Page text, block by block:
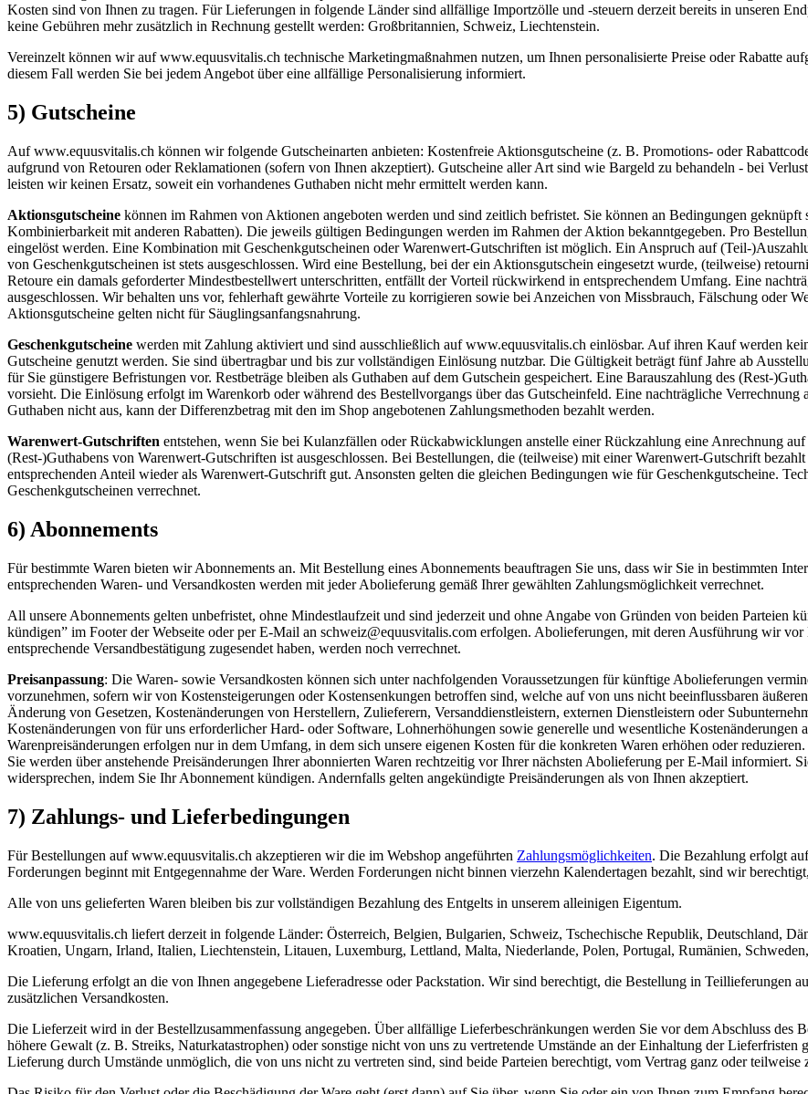
Kosten sind von Ihnen zu tragen. Für Lieferungen in folgende Länder sind allfällige Importzölle und -steuern derzeit bereits in unseren
keine Gebühren mehr zusätzlich in Rechnung gestellt werden: Großbritannien, Schweiz, Liechtenstein.
Vereinzelt können wir auf www.equusvitalis.ch technische Marketingmaßnahmen nutzen, um Ihnen personalisierte Preise oder Rabatte
diesem Fall werden Sie bei jedem Angebot über eine allfällige Personalisierung informiert.
5) Gutscheine
Auf www.equusvitalis.ch können wir folgende Gutscheinarten anbieten: Kostenfreie Aktionsgutscheine (z. B. Promotions- oder
aufgrund von Retouren oder Reklamationen (sofern von Ihnen akzeptiert). Gutscheine aller Art sind wie Bargeld zu behandeln - bei
leisten wir keinen Ersatz, soweit ein vorhandenes Guthaben nicht mehr ermittelt werden kann.
Aktionsgutscheine können im Rahmen von Aktionen angeboten werden und sind zeitlich befristet. Sie können an Bedingungen
Kombinierbarkeit mit anderen Rabatten). Die jeweils gültigen Bedingungen werden im Rahmen der Aktion bekanntgegeben. Pro
eingelöst werden. Eine Kombination mit Geschenkgutscheinen oder Warenwert-Gutschriften ist möglich. Ein Anspruch auf (Teil-
von Geschenkgutscheinen ist stets ausgeschlossen. Wird eine Bestellung, bei der ein Aktionsgutschein eingesetzt wurde, (teilweise)
Retoure ein damals geforderter Mindestbestellwert unterschritten, entfällt der Vorteil rückwirkend in entsprechendem Umfang. Eine
ausgeschlossen. Wir behalten uns vor, fehlerhaft gewährte Vorteile zu korrigieren sowie bei Anzeichen von Missbrauch, Fälschung oder
Aktionsgutscheine gelten nicht für Säuglingsanfangsnahrung.
Geschenkgutscheine werden mit Zahlung aktiviert und sind ausschließlich auf www.equusvitalis.ch einlösbar. Auf ihren Kauf werden
Gutscheine genutzt werden. Sie sind übertragbar und bis zur vollständigen Einlösung nutzbar. Die Gültigkeit beträgt fünf Jahre ab
für Sie günstigere Befristungen vor. Restbeträge bleiben als Guthaben auf dem Gutschein gespeichert. Eine Barauszahlung des (Rest-
vorsieht. Die Einlösung erfolgt im Warenkorb oder während des Bestellvorgangs über das Gutscheinfeld. Eine nachträgliche
Guthaben nicht aus, kann der Differenzbetrag mit den im Shop angebotenen Zahlungsmethoden bezahlt werden.
Warenwert-Gutschriften entstehen, wenn Sie bei Kulanzfällen oder Rückabwicklungen anstelle einer Rückzahlung eine Anrechnung
(Rest-)Guthabens von Warenwert-Gutschriften ist ausgeschlossen. Bei Bestellungen, die (teilweise) mit einer Warenwert-Gutschrift
entsprechenden Anteil wieder als Warenwert-Gutschrift gut. Ansonsten gelten die gleichen Bedingungen wie für Geschenkgutscheine.
Geschenkgutscheinen verrechnet.
6) Abonnements
Für bestimmte Waren bieten wir Abonnements an. Mit Bestellung eines Abonnements beauftragen Sie uns, dass wir Sie in bestimmten
entsprechenden Waren- und Versandkosten werden mit jeder Abolieferung gemäß Ihrer gewählten Zahlungsmöglichkeit verrechnet.
All unsere Abonnements gelten unbefristet, ohne Mindestlaufzeit und sind jederzeit und ohne Angabe von Gründen von beiden Parteien
kündigen” im Footer der Webseite oder per E-Mail an schweiz@equusvitalis.com erfolgen. Abolieferungen, mit deren Ausführung wir
entsprechende Versandbestätigung zugesendet haben, werden noch verrechnet.
Preisanpassung: Die Waren- sowie Versandkosten können sich unter nachfolgenden Voraussetzungen für künftige Abolieferungen
vorzunehmen, sofern wir von Kostensteigerungen oder Kostensenkungen betroffen sind, welche auf von uns nicht beeinflussbaren
Änderung von Gesetzen, Kostenänderungen von Herstellern, Zulieferern, Versanddienstleistern, externen Dienstleistern oder
Kostenänderungen von für uns erforderlicher Hard- oder Software, Lohnerhöhungen sowie generelle und wesentliche
Warenpreisänderungen erfolgen nur in dem Umfang, in dem sich unsere eigenen Kosten für die konkreten Waren erhöhen oder reduzieren.
Sie werden über anstehende Preisänderungen Ihrer abonnierten Waren rechtzeitig vor Ihrer nächsten Abolieferung per E-Mail informiert.
widersprechen, indem Sie Ihr Abonnement kündigen. Andernfalls gelten angekündigte Preisänderungen als von Ihnen akzeptiert.
7) Zahlungs- und Lieferbedingungen
Für Bestellungen auf www.equusvitalis.ch akzeptieren wir die im Webshop angeführten Zahlungsmöglichkeiten. Die Bezahlung erfolgt
Forderungen beginnt mit Entgegennahme der Ware. Werden Forderungen nicht binnen vierzehn Kalendertagen bezahlt, sind wir
Alle von uns gelieferten Waren bleiben bis zur vollständigen Bezahlung des Entgelts in unserem alleinigen Eigentum.
www.equusvitalis.ch liefert derzeit in folgende Länder: Österreich, Belgien, Bulgarien, Schweiz, Tschechische Republik, Deutschland,
Kroatien, Ungarn, Irland, Italien, Liechtenstein, Litauen, Luxemburg, Lettland, Malta, Niederlande, Polen, Portugal, Rumänien,
Die Lieferung erfolgt an die von Ihnen angegebene Lieferadresse oder Packstation. Wir sind berechtigt, die Bestellung in Teillieferungen
zusätzlichen Versandkosten.
Die Lieferzeit wird in der Bestellzusammenfassung angegeben. Über allfällige Lieferbeschränkungen werden Sie vor dem Abschluss
höhere Gewalt (z. B. Streiks, Naturkatastrophen) oder sonstige nicht von uns zu vertretende Umstände an der Einhaltung der
Lieferung durch Umstände unmöglich, die von uns nicht zu vertreten sind, sind beide Parteien berechtigt, vom Vertrag ganz oder teilweise